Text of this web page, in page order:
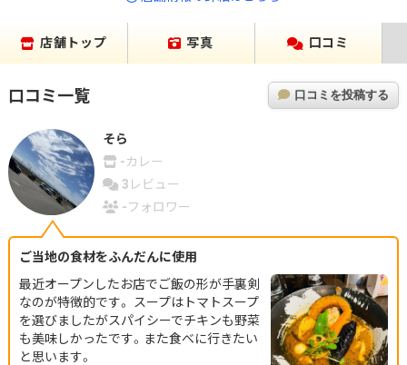
店舗トップ 写真 口コミ
口コミ一覧 口コミを投稿する
そら
-カレー
3 レビュー
-フォロワー
ご当地の食材をふんだんに使用
最近オープンしたお店でご飯の形が手裏剣
なのが特徴的です。 スープはトマトスープ
を選びましたがスパイシーでチキンも野菜
も美味しかったです。また食べに行きたい
と思います。